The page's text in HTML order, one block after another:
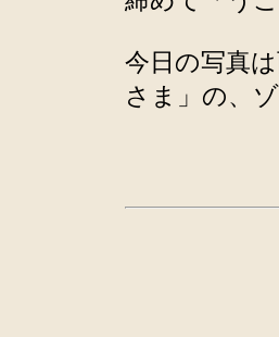
今日の写真
さま」の、